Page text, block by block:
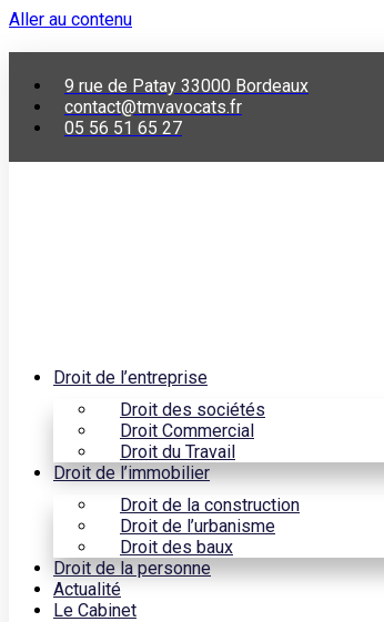
Aller au contenu
9 rue de Patay 33000 Bordeaux
contact@tmvavocats.fr
05 56 51 65 27
Droit de l’entreprise
Droit des sociétés
Droit Commercial
Droit du Travail
Droit de l’immobilier
Droit de la construction
Droit de l’urbanisme
Droit des baux
Droit de la personne
Actualité
Le Cabinet